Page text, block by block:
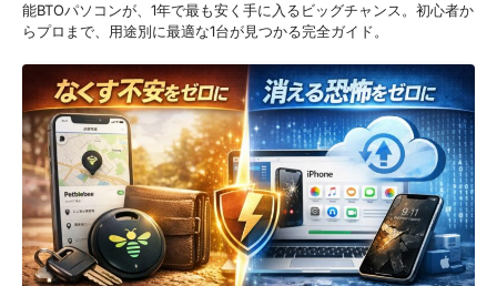
能BTOパソコンが、1年で最も安く手に入るビッグチャンス。初心者か
らプロまで、用途別に最適な1台が見つかる完全ガイド。